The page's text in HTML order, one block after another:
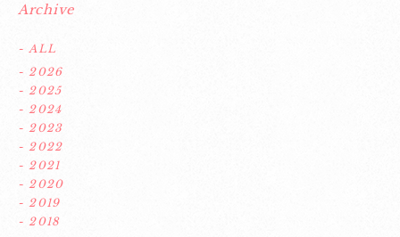
Archive
- ALL
- 2026
- 2025
- 2024
- 2023
- 2022
- 2021
- 2020
- 2019
- 2018